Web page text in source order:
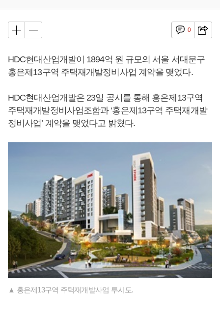
0
HDC현대산업개발이 1894억 원 규모의 서울 서대문구
홍은제13구역 주택재개발정비사업 계약을 맺었다.
HDC현대산업개발은 23일 공시를 통해 홍은제13구역
주택재개발정비사업조합과 ‘홍은제13구역 주택재개발
정비사업’ 계약을 맺었다고 밝혔다.
▲ 홍은제13구역 주택재개발사업 투시도.